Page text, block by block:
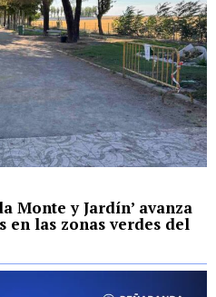
Monte y Jardín’ avanza
en las zonas verdes del